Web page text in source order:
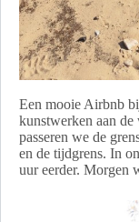
Een mooie Airbnb
kunstwerken aan
passeren we de
en de tijdgrens. In
uur eerder. Morgen